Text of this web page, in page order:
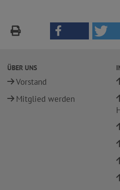
ÜBER UNS
Vorstand
Mitglied werden